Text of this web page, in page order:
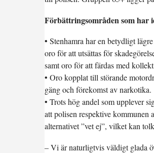
Förbättringsområden som har
• Stenhamra har en betydligt
oro för att utsättas för
samt oro för att färdas med
• Oro kopplat till störande
gäng och förekomst av narkotika.
• Trots hög andel som upplever
att polisen respektive kommunen
alternativet ”vet ej”, vilket kan
– Vi är naturligtvis väldigt glada